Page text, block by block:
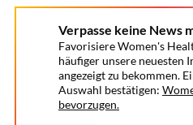
Verpasse keine News
Favorisiere Women's
häufiger unsere neuesten
angezeigt zu bekommen.
Auswahl bestätigen:
bevorzugen.